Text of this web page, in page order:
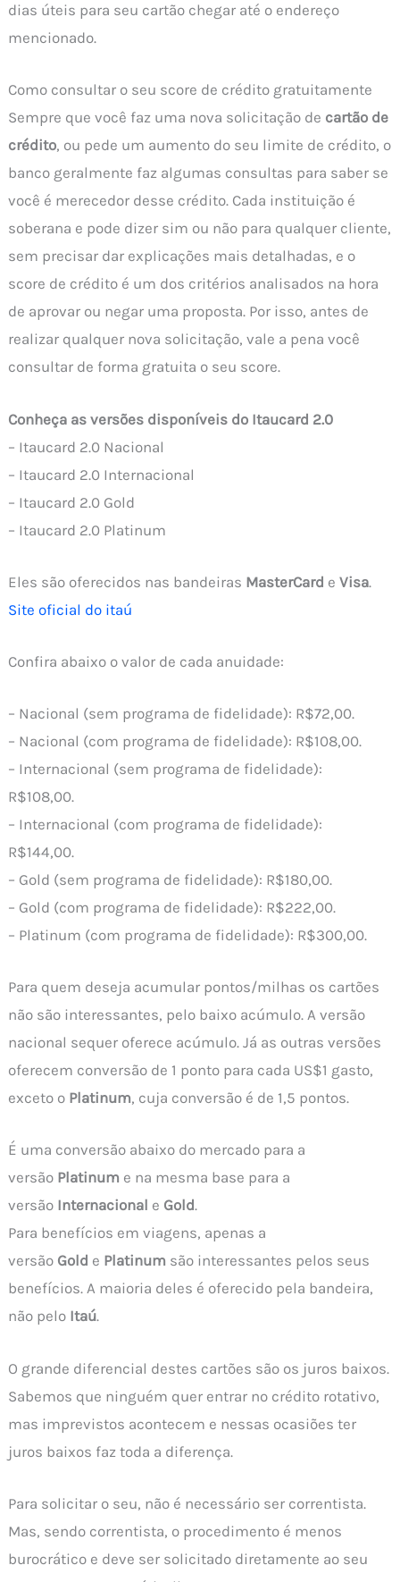
dias úteis para seu cartão chegar até o endereço
mencionado.
Como consultar o seu score de crédito gratuitamente
Sempre que você faz uma nova solicitação de cartão de
crédito, ou pede um aumento do seu limite de crédito, o
banco geralmente faz algumas consultas para saber se
você é merecedor desse crédito. Cada instituição é
soberana e pode dizer sim ou não para qualquer cliente,
sem precisar dar explicações mais detalhadas, e o
score de crédito é um dos critérios analisados na hora
de aprovar ou negar uma proposta. Por isso, antes de
realizar qualquer nova solicitação, vale a pena você
consultar de forma gratuita o seu score.
Conheça as versões disponíveis do Itaucard 2.0
– Itaucard 2.0 Nacional
– Itaucard 2.0 Internacional
– Itaucard 2.0 Gold
– Itaucard 2.0 Platinum
Eles são oferecidos nas bandeiras MasterCard eVisa.
Site oficial do itaú
Confira abaixo o valor de cada anuidade:
– Nacional (sem programa de fidelidade): R$72,00.
– Nacional (com programa de fidelidade): R$108,00.
– Internacional (sem programa de fidelidade):
R$108,00.
– Internacional (com programa de fidelidade):
R$144,00.
– Gold (sem programa de fidelidade): R$180,00.
– Gold (com programa de fidelidade): R$222,00.
– Platinum (com programa de fidelidade): R$300,00.
Para quem deseja acumular pontos/milhas os cartões
não são interessantes, pelo baixo acúmulo. A versão
nacional sequer oferece acúmulo. Já as outras versões
oferecem conversão de 1 ponto para cada US$1 gasto,
exceto o Platinum, cuja conversão é de 1,5 pontos.
É uma conversão abaixo do mercado para a
versão Platinum e na mesma base para a
versão Internacional e Gold.
Para benefícios em viagens, apenas a
versão Gold e Platinum são interessantes pelos seus
benefícios. A maioria deles é oferecido pela bandeira,
não pelo Itaú.
O grande diferencial destes cartões são os juros baixos.
Sabemos que ninguém quer entrar no crédito rotativo,
mas imprevistos acontecem e nessas ocasiões ter
juros baixos faz toda a diferença.
Para solicitar o seu, não é necessário ser correntista.
Mas, sendo correntista, o procedimento é menos
burocrático e deve ser solicitado diretamente ao seu